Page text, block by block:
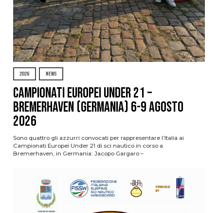
2026 NEWS
Campionati Europei Under 21 –
Bremerhaven (Germania) 6-9 agosto
2026
Sono quattro gli azzurri convocati per rappresentare l’Italia ai
Campionati Europei Under 21 di sci nautico in corso a
Bremerhaven, in Germania: Jacopo Gargaro –